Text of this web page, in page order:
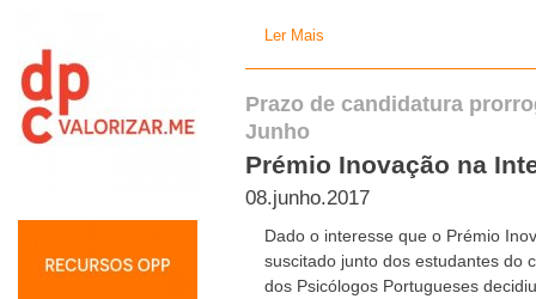
Ler Mais
Prazo de candidatura
Junho
Prémio Inovação na
08.junho.2017
Dado o interesse que o Prémio
suscitado junto dos estudantes do
dos Psicólogos Portugueses